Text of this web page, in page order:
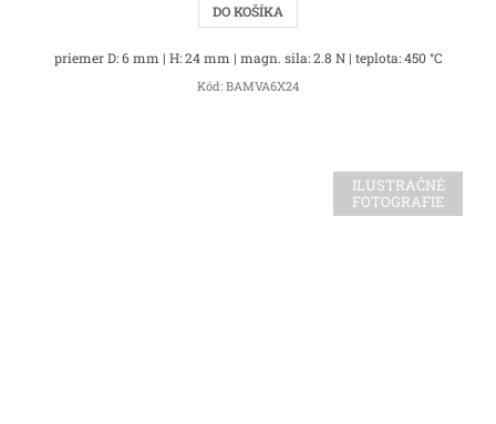
DO KOŠÍKA
priemer D: 6 mm | H: 24 mm | magn. sila: 2.8 N | teplota: 450 °C
Kód: BAMVA6X24
ILUSTRAČNÉ
FOTOGRAFIE